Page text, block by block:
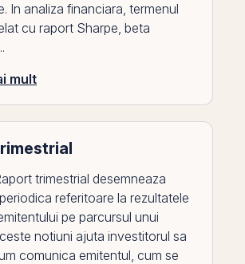
In analiza financiara, termenul
cu raport Sharpe, beta
mult
trimestrial desemneaza
referitoare la rezultatele
pe parcursul unui
notiuni ajuta investitorul sa
comunica emitentul, cum se